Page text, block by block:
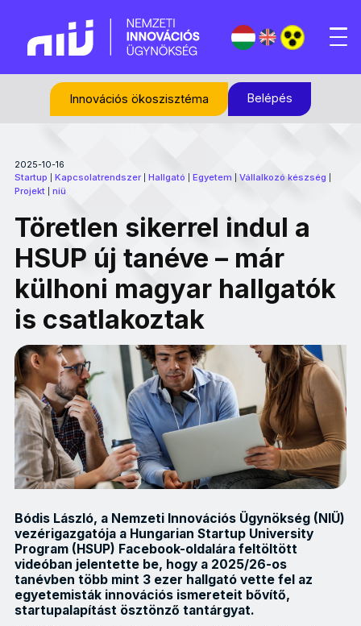
Innovációs ökoszisztéma Belépés
2025-10-16
Startup Kapcsolatrendszer| Hallgató Egyetem Vállalkozó készség
Projekt| niü
Töretlen sikerrel indul a
HSUP új tanéve – már
külhoni magyar hallgatók
is csatlakoztak
Bódis László, a Nemzeti Innovációs Ügynökség (NIÜ)
vezérigazgatója a Hungarian Startup University
Program (HSUP) Facebook-oldalára feltöltött
videóban jelentette be, hogy a 2025/26-os
tanévben több mint 3 ezer hallgató vette fel az
egyetemisták innovációs ismereteit bővítő,
startupalapítást ösztönző tantárgyat.